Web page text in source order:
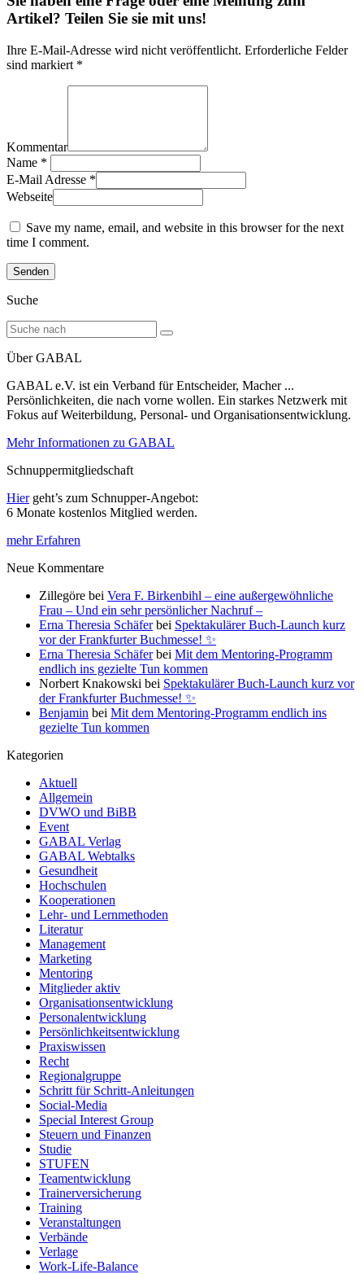
Artikel? Teilen Sie sie mit uns!
Ihre E-Mail-Adresse wird nicht veröffentlicht. Erforderliche Felder
sind markiert *
Kommentar
Name *
E-Mail Adresse *
Webseite
Save my name, email, and website in this browser for the next
time I comment.
Suche
Über GABAL
GABAL e.V. ist ein Verband für Entscheider, Macher ...
Persönlichkeiten, die nach vorne wollen. Ein starkes Netzwerk mit
Fokus auf Weiterbildung, Personal- und Organisationsentwicklung.
Mehr Informationen zu GABAL
Schnuppermitgliedschaft
Hiergeht’s zum Schnupper-Angebot:
6 Monate kostenlos Mitglied werden.
mehr Erfahren
Neue Kommentare
Zillegöre bei Vera F. Birkenbihl – eine außergewöhnliche
Frau – Und ein sehr persönlicher Nachruf –
Erna Theresia Schäferbei Spektakulärer Buch-Launch kurz
vor der Frankfurter Buchmesse! ✨
Erna Theresia Schäferbei Mit dem Mentoring-Programm
endlich ins gezielte Tun kommen
Norbert Knakowski bei Spektakulärer Buch-Launch kurz vor
der Frankfurter Buchmesse! ✨
Benjamin bei Mit dem Mentoring-Programm endlich ins
gezielte Tun kommen
Kategorien
Aktuell
Allgemein
DVWO und BiBB
Event
GABAL Verlag
GABAL Webtalks
Gesundheit
Hochschulen
Kooperationen
Lehr- und Lernmethoden
Literatur
Management
Marketing
Mentoring
Mitglieder aktiv
Organisationsentwicklung
Personalentwicklung
Persönlichkeitsentwicklung
Praxiswissen
Recht
Regionalgruppe
Schritt für Schritt-Anleitungen
Social-Media
Special Interest Group
Steuern und Finanzen
Studie
STUFEN
Teamentwicklung
Trainerversicherung
Training
Veranstaltungen
Verbände
Verlage
Work-Life-Balance